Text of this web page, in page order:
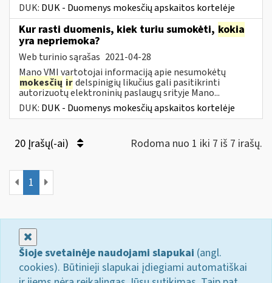
DUK: DUK - Duomenys mokesčių apskaitos kortelėje
Kur rasti duomenis, kiek turiu sumokėti, kokia
yra nepriemoka?
Web turinio sąrašas 2021-04-28
Mano VMI vartotojai informaciją apie nesumokėtų
mokesčių irdelspinigių likučius gali pasitikrinti
autorizuotų elektroninių paslaugų srityje Mano...
DUK: DUK - Duomenys mokesčių apskaitos kortelėje
20 Įrašų(-ai) Rodoma nuo 1 iki 7 iš 7 irašų.
1
Šioje svetainėje naudojami slapukai (angl.
cookies). Būtinieji slapukai įdiegiami automatiškai